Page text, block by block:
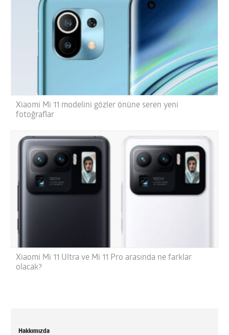
Xiaomi Mi 11 modelini gözler önüne seren yeni
fotoğraflar
Xiaomi Mi 11 Ultra ve Mi 11 Pro arasında ne farklar
olacak?
Hakkımızda